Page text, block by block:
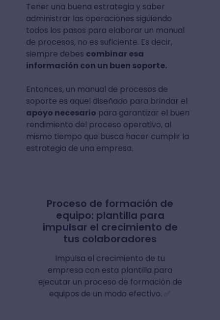
Tener una buena estrategia y saber
administrar las operaciones siguiendo
todos los pasos para elaborar un manual
de procesos, no es suficiente. Es decir,
siempre debes combinar esa
información con un buen soporte.
Entonces, un manual de procesos de
soporte es aquel diseñado para brindar el
apoyo necesario para garantizar el buen
rendimiento del proceso operativo, al
mismo tiempo que busca hacer cumplir la
estrategia de una empresa.
Proceso de formación de
equipo: plantilla para
impulsar el crecimiento de
tus colaboradores
Impulsa el crecimiento de tu
empresa con esta plantilla para
ejecutar un proceso de formación de
equipos de un modo efectivo. ✅